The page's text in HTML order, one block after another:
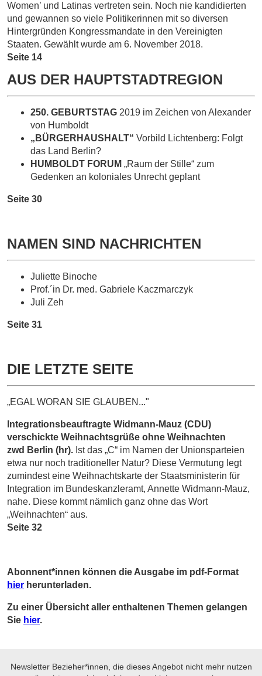
Women’ und Latinas vertreten sein. Noch nie kandidierten
und gewannen so viele Politikerinnen mit so diversen
Hintergründen Kongressmandate in den Verei­nigten
Staaten. Gewählt wurde am 6. November 2018.
Seite 14
AUS DER HAUPTSTADTREGION
250. GEBURTSTAG 2019 im Zeichen von Alexander
von Humboldt
„BÜRGERHAUSHALT“ Vorbild Lichtenberg: Folgt
das Land Berlin?
HUMBOLDT FORUM „Raum der Stille“ zum
Gedenken an koloniales Unrecht geplant
Seite 30
NAMEN SIND NACHRICHTEN
Juliette Binoche
Prof.´in Dr. med. Gabriele Kaczmarczyk
Juli Zeh
Seite 31
DIE LETZTE SEITE
„EGAL WORAN SIE GLAUBEN..."
Integrationsbeauftragte Widmann-Mauz (CDU)
verschickte Weihnachtsgrüße ohne Weihnachten
zwd Berlin (hr). Ist das „C“ im Namen der Unionsparteien
etwa nur noch traditioneller Natur? Diese Vermutung legt
zumindest eine Weihnachtskarte der Staatsministerin für
Integration im Bundeskanzleramt, Annette Widmann-Mauz,
nahe. Diese kommt nämlich ganz ohne das Wort
„Weihnachten“ aus.
Seite 32
Abonnent*innen können die Ausgabe im pdf-Format
hier herunterladen.
Zu einer Übersicht aller enthaltenen Themen gelangen
Sie hier.
Newsletter Bezieher*innen, die dieses Angebot nicht mehr nutzen